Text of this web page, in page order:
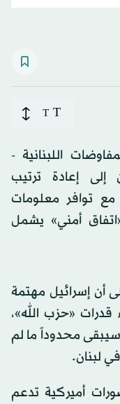
T
T
اللبنانية -
إلى إعادة ترتيب
مع توافر معلومات
أمني» يشمل
أن إسرائيل مهتمة
قدرات «حزب الله»،
محدوداً ما لم
لبنان.
أميركية تدعم